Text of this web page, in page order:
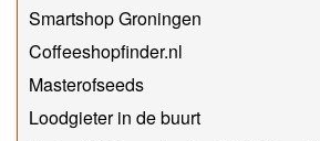
Smartshop Groningen
Coffeeshopfinder.nl
Masterofseeds
Loodgieter in de buurt